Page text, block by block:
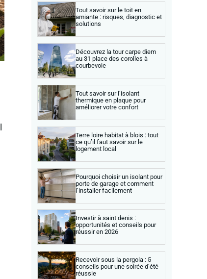
Tout savoir sur le toit en
amiante : risques, diagnostic et
solutions
Découvrez la tour carpe diem
au 31 place des corolles à
courbevoie
Tout savoir sur l’isolant
thermique en plaque pour
améliorer votre confort
Terre loire habitat à blois : tout
ce qu’il faut savoir sur le
logement local
Pourquoi choisir un isolant pour
porte de garage et comment
l’installer facilement
Investir à saint denis :
opportunités et conseils pour
réussir en 2026
Recevoir sous la pergola : 5
conseils pour une soirée d’été
réussie